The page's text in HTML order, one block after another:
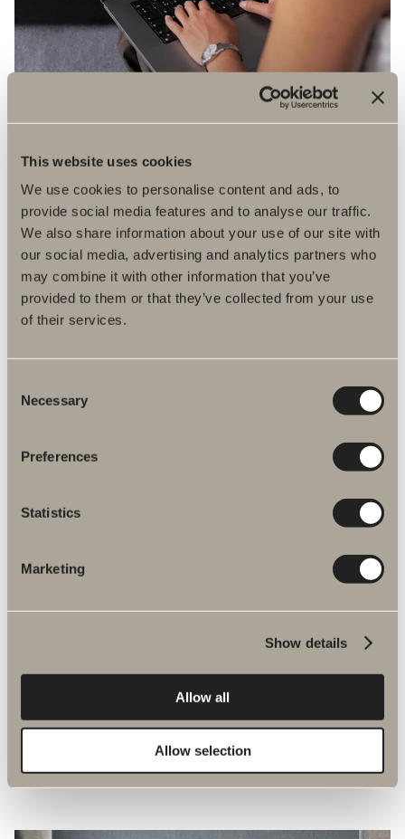
This website uses cookies
We use cookies to personalise content and ads, to
provide social media features and to analyse our traffic.
We also share information about your use of our site with
our social media, advertising and analytics partners who
may combine it with other information that you’ve
provided to them or that they’ve collected from your use
of their services.
Selection
Necessary
Preferences
Statistics
Marketing
Show details
Allow all
Allow selection
Luo kylpyhuone
Muutamalla napin painalluksella saat
suuntaaantavan kuvan siitä, miltä kylpyhuoneesi
voisi näyttää. Voit valita kahdesta eri
kylpyhuonetyypistä, yksi vähän isompi ja toinen
hieman pienempi. Tee-se-itse palvelussamme
kokeile eri vaihtoehtoja, kunnes olet tyytyväinen.
LUO KYLPYHUONEESI